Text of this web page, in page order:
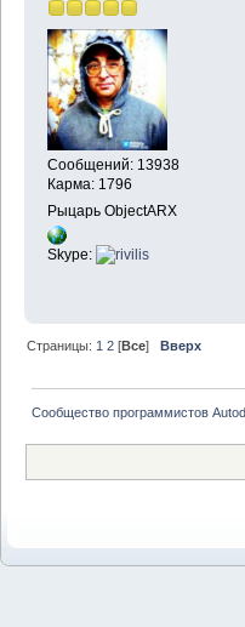
Сообщений: 13938
Карма: 1796
Рыцарь ObjectARX
Skype:
Страницы: 1 2 [Все] Вверх
Сообщество программистов